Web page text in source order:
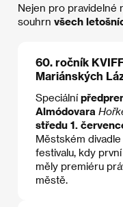
Nejen pro pravidelné
souhrn všech
60. ročník
Mariánských
Speciální
Almódovara
středu 1.
Městském
festivalu, kdy
měly premiéru
městě.